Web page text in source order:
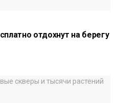
отдохнут на берегу